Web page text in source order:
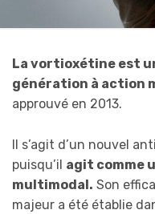
La vortioxétine est
génération à action
approuvé en 2013.
Il s’agit d’un nouvel
puisqu’il agit comme
multimodal. Son
majeur a été établie